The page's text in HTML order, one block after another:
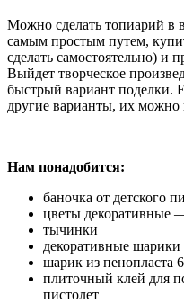
Можно сделать топиарий в
самым простым путем,
сделать самостоятельно) и
Выйдет творческое
быстрый вариант поделки.
другие варианты, их можно
Нам понадобится:
баночка от детского
цветы декоративные
тычинки
декоративные шарики
шарик из пенопласта
плиточный клей для
пистолет